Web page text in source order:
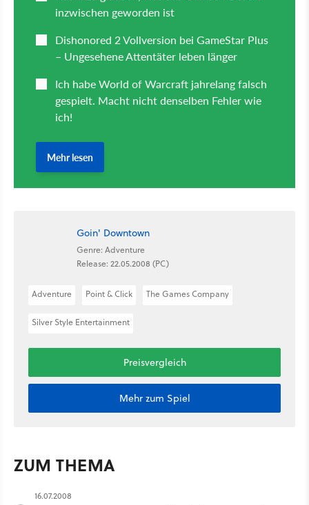
Goin' Downtown
Genre: Adventure
Release: 22.05.2008 (PC)
Adventure Point & Click The Games Company
Silver Style Entertainment
Preisvergleich
Mehr zum Spiel
ZUM THEMA
16.07.2008